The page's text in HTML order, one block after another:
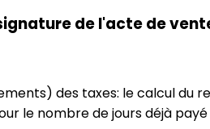
de l'acte de
des taxes: le calcul du
le nombre de jours déjà